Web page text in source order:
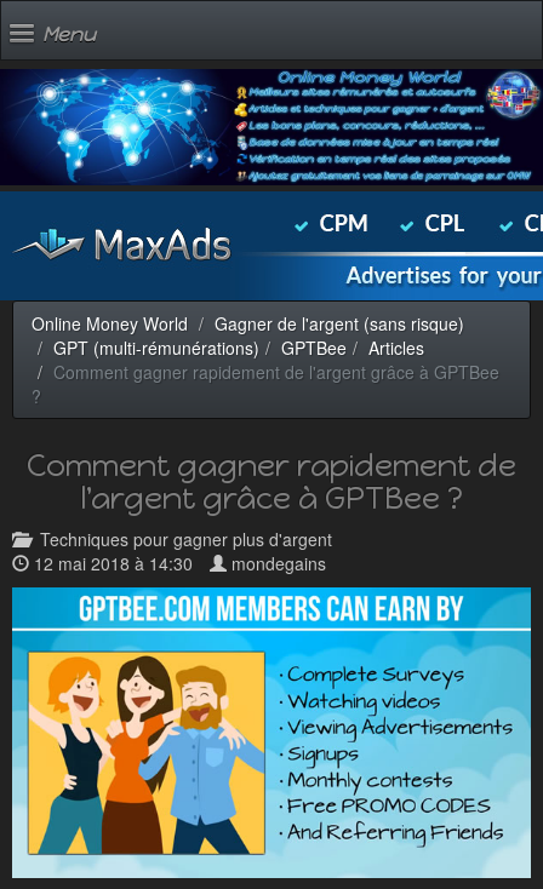
Menu
Online Money World
Gagner de l'argent (sans risque)
GPT (multi-rémunérations)
GPTBee
Articles
Comment gagner rapidement de l'argent grâce à GPTBee
?
Comment gagner rapidement de
l'argent grâce à GPTBee ?
Techniques pour gagner plus d'argent
12 mai 2018 à 14:30
mondegains